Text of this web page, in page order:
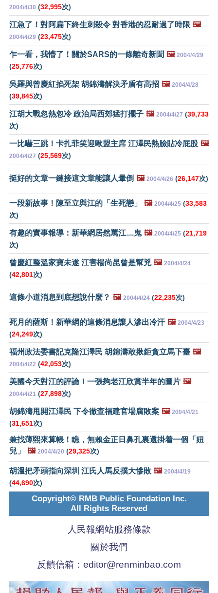
2004/4/30 (32,995次)
江急了！對阿扁下終生刺殺令 對香港的忍耐過了時限 🖼️
2004/4/29 (23,475次)
乍一看，我懵了！關於SARS的一條離奇新聞 🖼️ 2004/4/29
(25,776次)
吳羅與曾慶紅掐死架 胡錦濤解決矛盾有高招 🖼️ 2004/4/28
(39,845次)
江胡大戰忽熱忽冷 政治局西郊猛打擺子 🖼️ 2004/4/27 (39,733
次)
一比嚇三跳！卡扎菲笑迎歐盟主席 江澤民熱臉貼冷屁股 🖼️
2004/4/27 (25,569次)
挺好的文章一鏈接這文章能讓人暈倒 🖼️ 2004/4/26 (26,147次)
一段新故事！陳至立與江的「生死戀」 🖼️ 2004/4/25 (33,583
次)
有趣的實事報導：新華網居然罵江....鬼 🖼️ 2004/4/25 (21,719
次)
曾慶紅整溫家寶未遂 江害楊尚昆曾是幫兇 🖼️ 2004/4/24
(42,801次)
這條小道消息到底想說什麼？ 🖼️ 2004/4/24 (22,235次)
死月的薩斯！新華網的這條消息讓人滲出冷汗 🖼️ 2004/4/23
(24,249次)
福州政法委書記克隆江澤民 胡錦濤敢揪鉅貪立馬下臺 🖼️
2004/4/22 (42,053次)
美國今天對江的評論！一張夠老江欣賞半年的圖片 🖼️
2004/4/21 (27,898次)
胡錦濤甩開江澤民 下令徹查福建官場腐敗案 🖼️ 2004/4/21
(31,651次)
兼找薄熙來算帳！瞧，無賴金正日鼻孔裏還掛着一個「妞
兒」
🖼️ 2004/4/20 (29,325次)
胡溫把矛頭指向深圳 江氏人馬反撲大慘敗 🖼️ 2004/4/19
(44,690次)
Copyright© RMB Public Foundation Inc.
All Rights Reserved
人民報網站服務條款
關於我們
反饋信箱： editor@renminbao.com